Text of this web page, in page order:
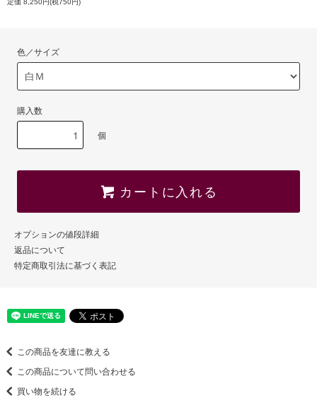
定価 8,250円(税750円)
色／サイズ
購入数
個
カートに入れる
オプションの値段詳細
返品について
特定商取引法に基づく表記
この商品を友達に教える
この商品について問い合わせる
買い物を続ける